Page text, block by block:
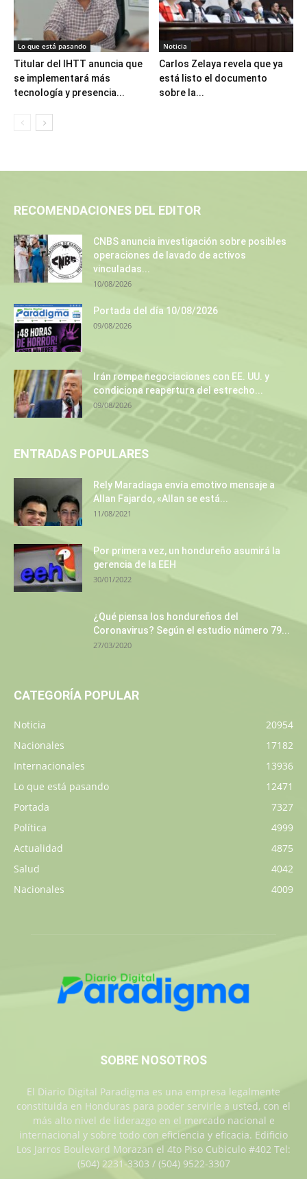
Lo que está pasando
Titular del IHTT anuncia que
se implementará más
tecnología y presencia...
Noticia
Carlos Zelaya revela que ya
está listo el documento
sobre la...
RECOMENDACIONES DEL EDITOR
CNBS anuncia investigación sobre posibles
operaciones de lavado de activos
vinculadas...
10/08/2026
Portada del día 10/08/2026
09/08/2026
Irán rompe negociaciones con EE. UU. y
condiciona reapertura del estrecho...
09/08/2026
ENTRADAS POPULARES
Rely Maradiaga envía emotivo mensaje a
Allan Fajardo, «Allan se está...
11/08/2021
Por primera vez, un hondureño asumirá la
gerencia de la EEH
30/01/2022
¿Qué piensa los hondureños del
Coronavirus? Según el estudio número 79...
27/03/2020
CATEGORÍA POPULAR
Noticia
20954
Nacionales
17182
Internacionales
13936
Lo que está pasando
12471
Portada
7327
Política
4999
Actualidad
4875
Salud
4042
Nacionales
4009
SOBRE NOSOTROS
El Diario Digital Paradigma es una empresa legalmente
constituida en Honduras para poder servirle a usted, con el
más alto nivel de liderazgo en el mercado nacional e
internacional y sobre todo con eficiencia y eficacia. Edificio
Los Jarros Boulevard Morazan el 4to Piso Cubiculo #402 Tel:
(504) 2231-3303 / (504) 9522-3307